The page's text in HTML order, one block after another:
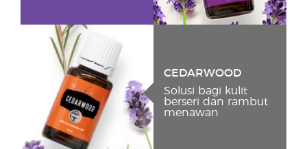
CEDARWOOD
Solusi bagi kulit
berseri dan rambut
menawan